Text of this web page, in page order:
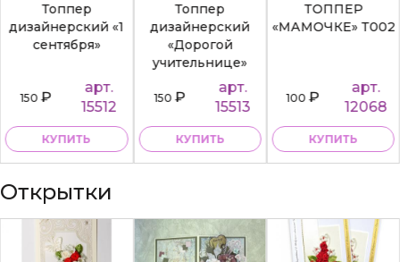
Топпер
дизайнерский «1
сентября»
150₽
арт.
15512
КУПИТЬ
Топпер
дизайнерский
«Дорогой
учительнице»
150₽
арт.
15513
КУПИТЬ
ТОППЕР
«МАМОЧКЕ» Т002
100₽
арт.
12068
КУПИТЬ
Открытки